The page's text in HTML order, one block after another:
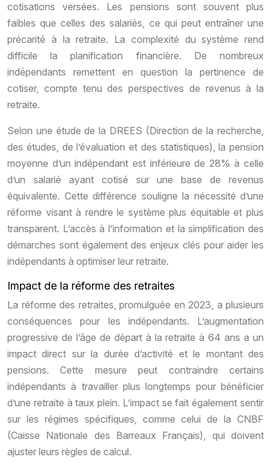
cotisations versées. Les pensions sont souvent plus
faibles que celles des salariés, ce qui peut entraîner une
précarité à la retraite. La complexité du système rend
difficile la planification financière. De nombreux
indépendants remettent en question la pertinence de
cotiser, compte tenu des perspectives de revenus à la
retraite.
Selon une étude de la DREES (Direction de la recherche,
des études, de l’évaluation et des statistiques), la pension
moyenne d’un indépendant est inférieure de 28% à celle
d’un salarié ayant cotisé sur une base de revenus
équivalente. Cette différence souligne la nécessité d’une
réforme visant à rendre le système plus équitable et plus
transparent. L’accès à l’information et la simplification des
démarches sont également des enjeux clés pour aider les
indépendants à optimiser leur retraite.
Impact de la réforme des retraites
La réforme des retraites, promulguée en 2023, a plusieurs
conséquences pour les indépendants. L’augmentation
progressive de l’âge de départ à la retraite à 64 ans a un
impact direct sur la durée d’activité et le montant des
pensions. Cette mesure peut contraindre certains
indépendants à travailler plus longtemps pour bénéficier
d’une retraite à taux plein. L’impact se fait également sentir
sur les régimes spécifiques, comme celui de la CNBF
(Caisse Nationale des Barreaux Français), qui doivent
ajuster leurs règles de calcul.